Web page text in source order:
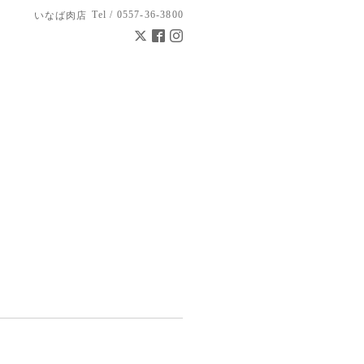
いなば肉店 Tel / 0557-36-3800